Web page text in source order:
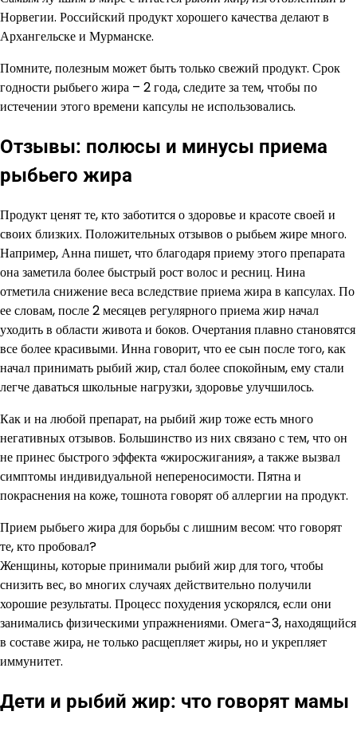
Норвегии. Российский продукт хорошего качества делают в
Архангельске и Мурманске.
Помните, полезным может быть только свежий продукт. Срок
годности рыбьего жира – 2 года, следите за тем, чтобы по
истечении этого времени капсулы не использовались.
Отзывы: полюсы и минусы приема
рыбьего жира
Продукт ценят те, кто заботится о здоровье и красоте своей и
своих близких. Положительных отзывов о рыбьем жире много.
Например, Анна пишет, что благодаря приему этого препарата
она заметила более быстрый рост волос и ресниц. Нина
отметила снижение веса вследствие приема жира в капсулах. По
ее словам, после 2 месяцев регулярного приема жир начал
уходить в области живота и боков. Очертания плавно становятся
все более красивыми. Инна говорит, что ее сын после того, как
начал принимать рыбий жир, стал более спокойным, ему стали
легче даваться школьные нагрузки, здоровье улучшилось.
Как и на любой препарат, на рыбий жир тоже есть много
негативных отзывов. Большинство из них связано с тем, что он
не принес быстрого эффекта «жиросжигания», а также вызвал
симптомы индивидуальной непереносимости. Пятна и
покраснения на коже, тошнота говорят об аллергии на продукт.
Прием рыбьего жира для борьбы с лишним весом: что говорят
те, кто пробовал?
Женщины, которые принимали рыбий жир для того, чтобы
снизить вес, во многих случаях действительно получили
хорошие результаты. Процесс похудения ускорялся, если они
занимались физическими упражнениями. Омега-3, находящийся
в составе жира, не только расщепляет жиры, но и укрепляет
иммунитет.
Дети и рыбий жир: что говорят мамы